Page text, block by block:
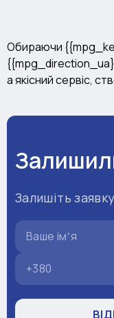
Обираючи
а якісний сервіс,
Залишіть